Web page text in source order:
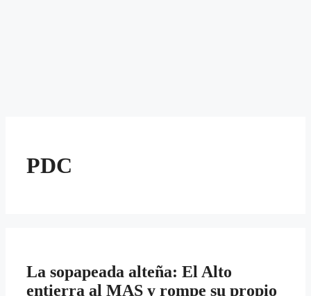
PDC
La sopapeada alteña: El Alto
entierra al MAS y rompe su propio